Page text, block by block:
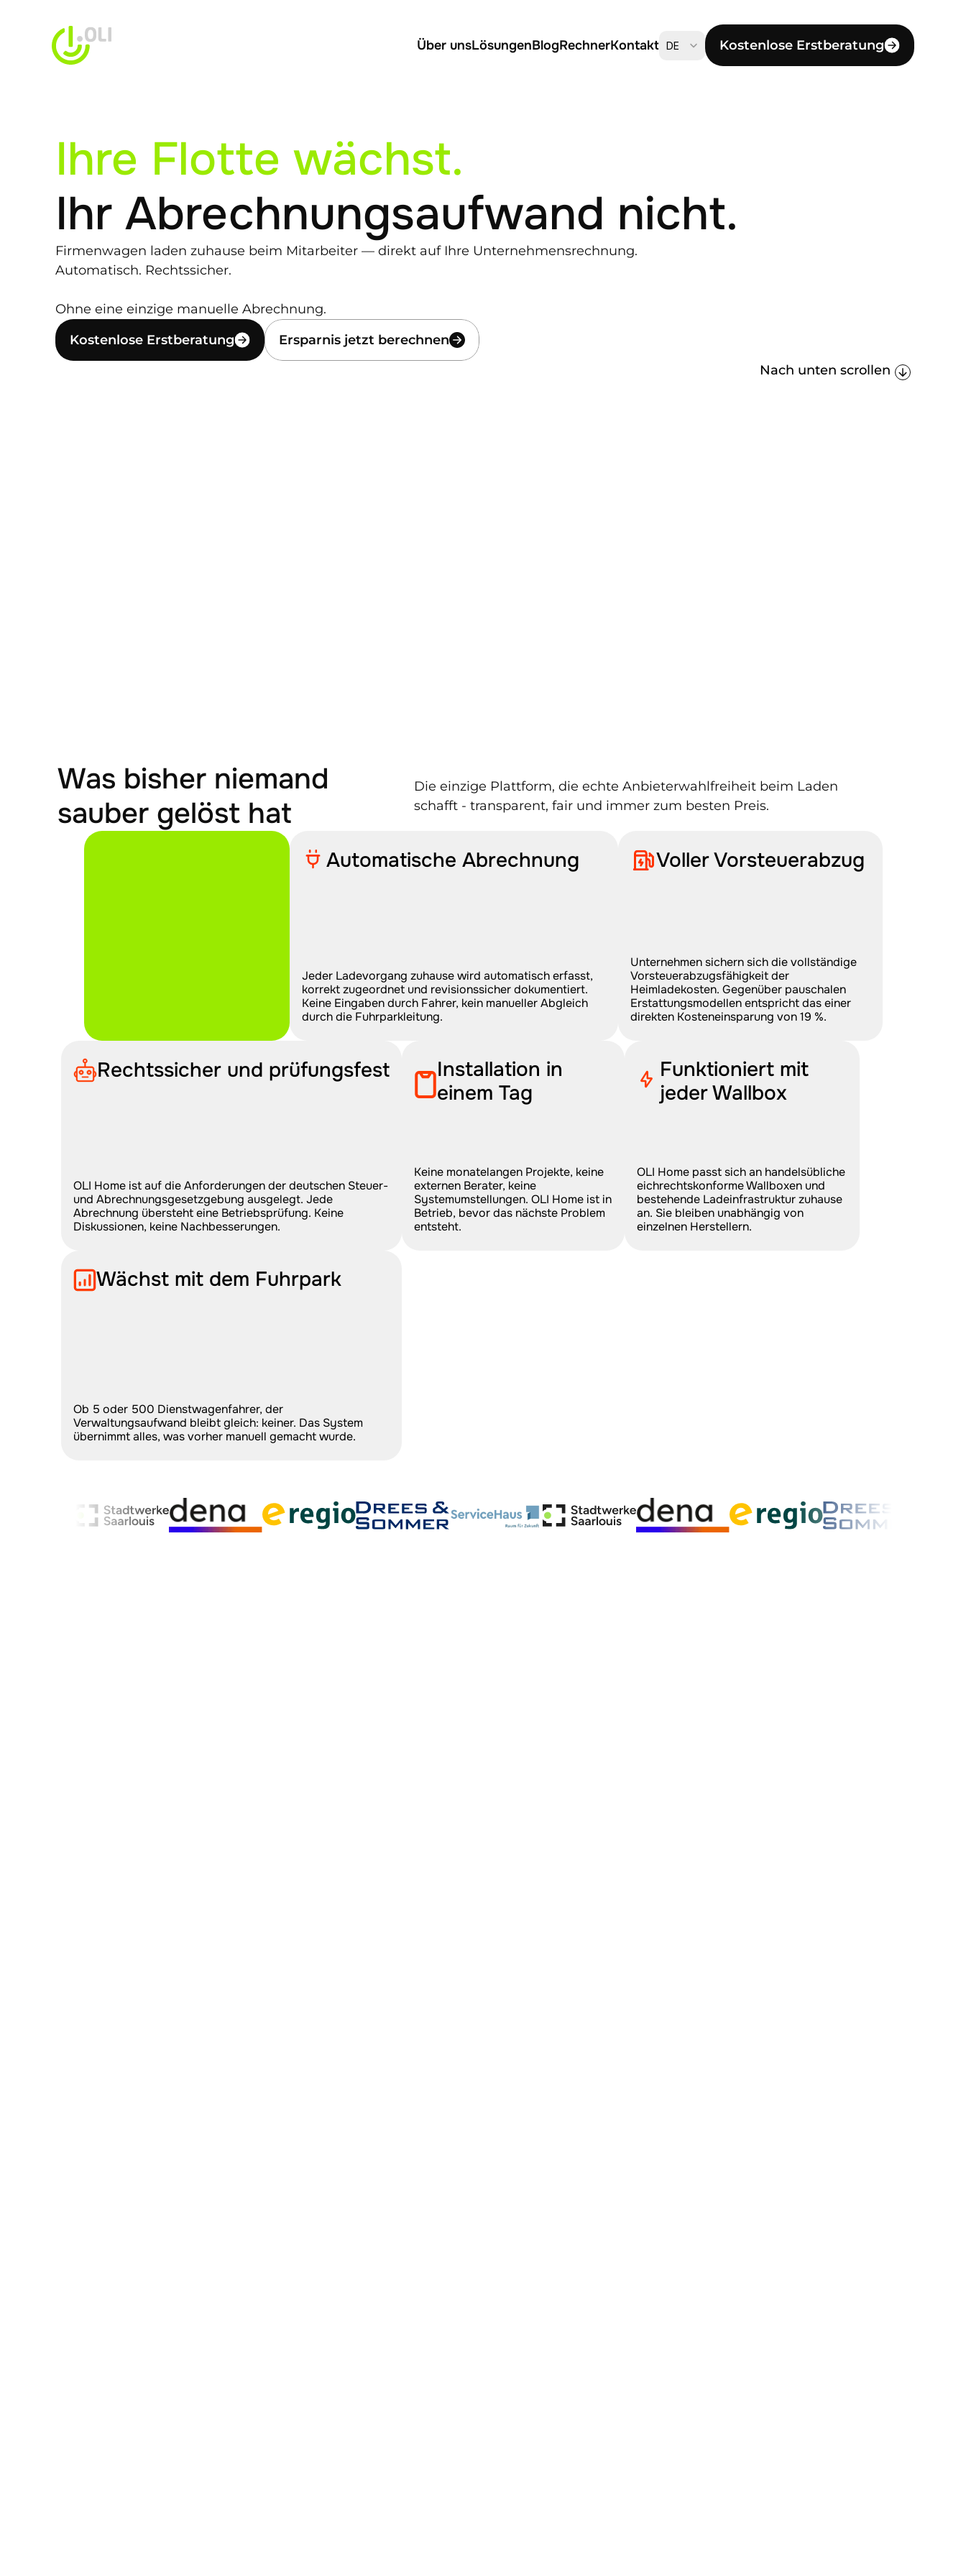
Ihre Flotte wächst.
Ihr Abrechnungsaufwand nicht.
Firmenwagen laden zuhause beim Mitarbeiter — direkt auf Ihre Unternehmensrechnung.
Automatisch. Rechtssicher.
Ohne eine einzige manuelle Abrechnung.
Kostenlose Erstberatung
Ersparnis jetzt berechnen
Nach unten scrollen
Was bisher niemand
sauber gelöst hat
Die einzige Plattform, die echte Anbieterwahlfreiheit beim Laden
schafft - transparent, fair und immer zum besten Preis.
Automatische Abrechnung
Jeder Ladevorgang zuhause wird automatisch erfasst,
korrekt zugeordnet und revisionssicher dokumentiert.
Keine Eingaben durch Fahrer, kein manueller Abgleich
durch die Fuhrparkleitung.
Voller Vorsteuerabzug
Unternehmen sichern sich die vollständige
Vorsteuerabzugsfähigkeit der
Heimladekosten. Gegenüber pauschalen
Erstattungsmodellen entspricht das einer
direkten Kosteneinsparung von 19 %.
Rechtssicher und prüfungsfest
OLI Home ist auf die Anforderungen der deutschen Steuer-
und Abrechnungsgesetzgebung ausgelegt. Jede
Abrechnung übersteht eine Betriebsprüfung. Keine
Diskussionen, keine Nachbesserungen.
Installation in
einem Tag
Keine monatelangen Projekte, keine
externen Berater, keine
Systemumstellungen. OLI Home ist in
Betrieb, bevor das nächste Problem
entsteht.
Funktioniert mit
jeder Wallbox
OLI Home passt sich an handelsübliche
eichrechtskonforme Wallboxen und
bestehende Ladeinfrastruktur zuhause
an. Sie bleiben unabhängig von
einzelnen Herstellern.
Wächst mit dem Fuhrpark
Ob 5 oder 500 Dienstwagenfahrer, der
Verwaltungsaufwand bleibt gleich: keiner. Das System
übernimmt alles, was vorher manuell gemacht wurde.
Über unsLösungenBlogRechnerKontakt
Select Language
DE Kostenlose Erstberatung